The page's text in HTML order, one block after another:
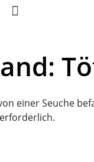
einer Seuche